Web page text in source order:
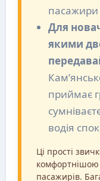
пасажири
Для
якими
приймає
водія
Ці прості звички роблять поїздку
комфортнішою
пасажирів.